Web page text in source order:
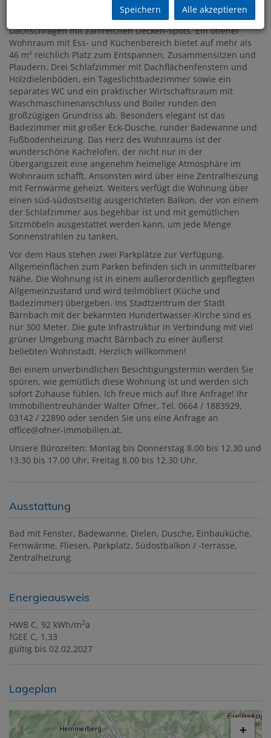
Hier öffnet sich die Wohnung über einen hellen, freundlichen
Vorraum mit charmanten Holzdielenböden und heimeligen
Dachschrägen mit zahlreichen Decken-Spots. Ein offener
Wohnraum mit Ess- und Küchenbereich bietet auf mehr als
46 m² reichlich Platz zum Entspannen, Zusammensitzen und
Plaudern. Drei Schlafzimmer mit Dachflächenfenstern und
Holzdielenböden, ein Tageslichtbadezimmer sowie ein
separates WC und ein praktischer Wirtschaftsraum mit
Waschmaschinenanschluss und Boiler runden den
großzügigen Grundriss ab. Besonders elegant ist das
Badezimmer mit großer Eck-Dusche, runder Badewanne und
Fußbodenheizung. Das Herz des Wohnraums ist der
wunderschöne Kachelofen, der nicht nur in der
Übergangszeit eine angenehm heimelige Atmosphäre im
Wohnraum schafft. Ansonsten wird über eine Zentralheizung
mit Fernwärme geheizt. Weiters verfügt die Wohnung über
einen süd-südostseitig ausgerichteten Balkon, der von einem
der Schlafzimmer aus begehbar ist und mit gemütlichen
Sitzmöbeln ausgestattet werden kann, um jede Menge
Sonnenstrahlen zu tanken.
Vor dem Haus stehen zwei Parkplätze zur Verfügung.
Allgemeinflächen zum Parken befinden sich in unmittelbarer
Nähe. Die Wohnung ist in einem außerordentlich gepflegten
Allgemeinzustand und wird teilmöbliert (Küche und
Badezimmer) übergeben. Ins Stadtzentrum der Stadt
Bärnbach mit der bekannten Hundertwasser-Kirche sind es
nur 300 Meter. Die gute Infrastruktur in Verbindung mit viel
grüner Umgebung macht Bärnbach zu einer äußerst
beliebten Wohnstadt. Herzlich willkommen!
Bei einem unverbindlichen Besichtigungstermin werden Sie
spüren, wie gemütlich diese Wohnung ist und werden sich
sofort Zuhause fühlen. Ich freue mich auf Ihre Anfrage! Ihr
Immobilientreuhänder Walter Ofner, Tel. 0664 / 1883929,
03142 / 22890 oder senden Sie uns eine Anfrage an
office@ofner-immobilien.at.
Unsere Bürozeiten: Montag bis Donnerstag 8.00 bis 12.30 und
13.30 bis 17.00 Uhr, Freitag 8.00 bis 12.30 Uhr.
Ausstattung
Bad mit Fenster Badewanne Dielen Dusche Einbauküche
Fernwärme Fliesen Parkplatz Südostbalkon / -terrasse
Zentralheizung
Energieausweis
HWB C, 92 kWh/m2a
fGEE C, 1,33
gültig bis 02.02.2027
Lageplan
+
Speichern Alle akzeptieren